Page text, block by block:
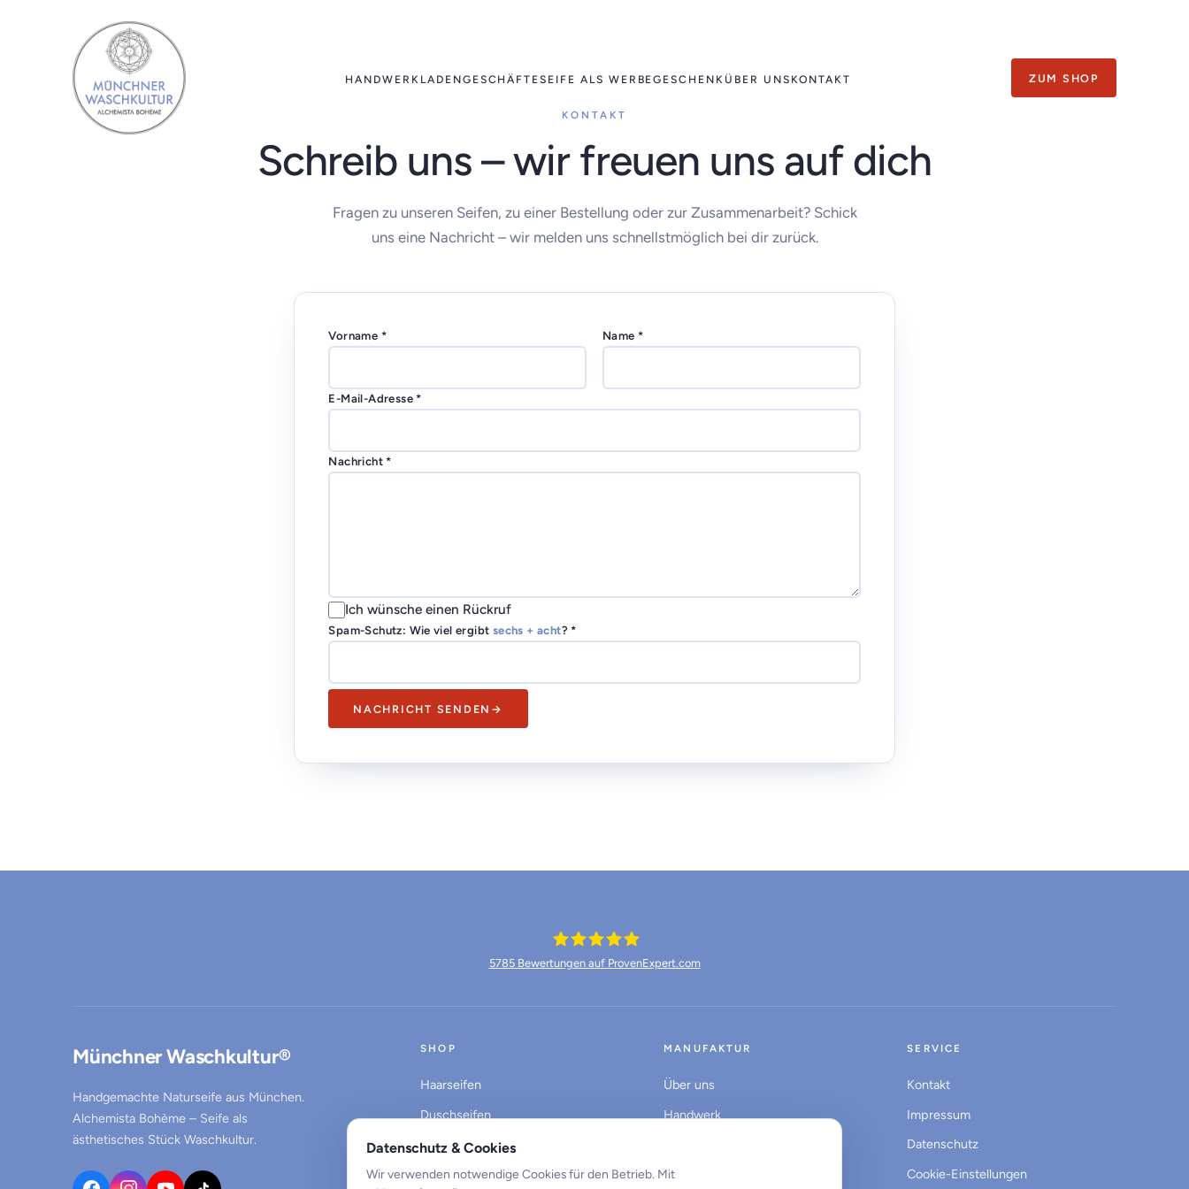
HANDWERK LADENGESCHÄFTESEIFE ALS WERBEGESCHENK ÜBER UNS KONTAKT ZUM SHOP
KONTAKT
Schreib uns – wir freuen uns auf dich
Fragen zu unseren Seifen, zu einer Bestellung oder zur Zusammenarbeit? Schick
uns eine Nachricht – wir melden uns schnellstmöglich bei dir zurück.
Vorname * Name *
E-Mail-Adresse *
Nachricht *
Ich wünsche einen Rückruf
Spam-Schutz: Wie viel ergibt sechs + acht? *
NACHRICHT SENDEN →
5785Bewertungen auf ProvenExpert.com
Münchner Waschkultur®
Handgemachte Naturseife aus München.
Alchemista Bohème – Seife als
ästhetisches Stück Waschkultur.
SHOP
Haarseifen
Duschseifen
Seifen-Editionen
Spülseife
MANUFAKTUR
Über uns
Handwerk
Ladengeschäfte
SERVICE
Kontakt
Impressum
Datenschutz
Cookie-Einstellungen
Datenschutz & Cookies
Wir verwenden notwendige Cookies für den Betrieb. Mit